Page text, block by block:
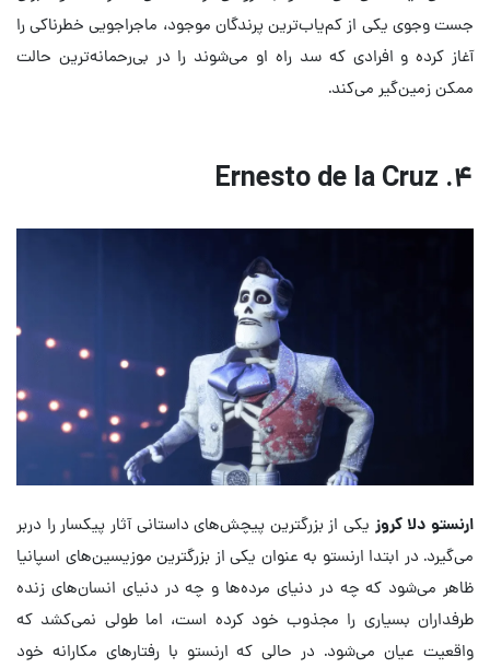
جست وجوی یکی از کم‌یاب‌ترین پرندگان موجود، ماجراجویی خطرناکی را
آغاز کرده و افرادی که سد راه او می‌شوند را در بی‌رحمانه‌ترین حالت
ممکن زمین‌گیر می‌کند.
۴. Ernesto de la Cruz
ارنستو دلا کروز یکی از بزرگترین پیچش‌های داستانی آثار پیکسار را دربر
می‌گیرد. در ابتدا ارنستو به عنوان یکی از بزرگترین موزیسین‌های اسپانیا
ظاهر می‌شود که چه در دنیای مرده‌ها و چه در دنیای انسان‌های زنده
طرفداران بسیاری را مجذوب خود کرده است، اما طولی نمی‌کشد که
واقعیت عیان می‌شود. در حالی که ارنستو با رفتارهای مکارانه خود